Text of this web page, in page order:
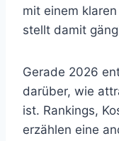
mit einem
stellt damit
Gerade 2026
darüber, wie
ist. Rankings,
erzählen eine